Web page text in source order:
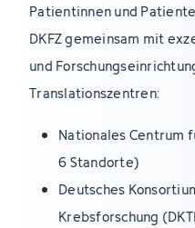
Patientinnen und
DKFZ gemeinsam mit
und
Translationszentren:
Nationales Centrum
6 Standorte)
Deutsches
Krebsforschung